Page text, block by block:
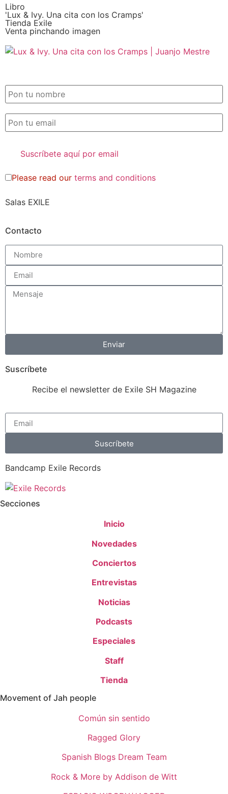
Libro
'Lux & Ivy. Una cita con los Cramps'
Tienda Exile
Venta pinchando imagen
Please read our terms and conditions
Salas EXILE
Contacto
Enviar
Suscríbete
Recibe el newsletter de Exile SH Magazine
Suscríbete
Bandcamp Exile Records
Secciones
Inicio
Novedades
Conciertos
Entrevistas
Noticias
Podcasts
Especiales
Staff
Tienda
Movement of Jah people
Común sin sentido
Ragged Glory
Spanish Blogs Dream Team
Rock & More by Addison de Witt